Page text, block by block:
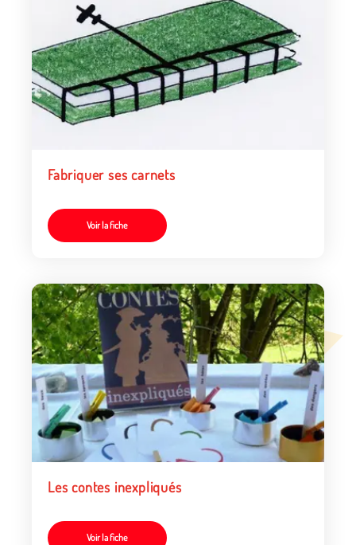
Fabriquer ses carnets
Voir la fiche
Les contes inexpliqués
Voir la fiche